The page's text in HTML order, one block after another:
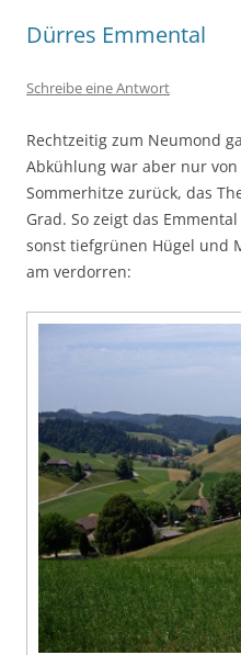
Dürres Emmental
Schreibe eine Antwort
Rechtzeitig zum Neumond
Abkühlung war aber nur
Sommerhitze zurück, das
Grad. So zeigt das
sonst tiefgrünen Hügel und
am verdorren: